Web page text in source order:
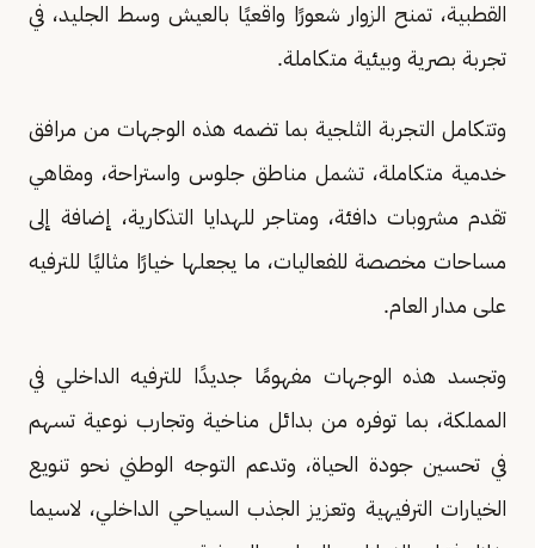
القطبية، تمنح الزوار شعورًا واقعيًا بالعيش وسط الجليد، في
تجربة بصرية وبيئية متكاملة.
وتتكامل التجربة الثلجية بما تضمه هذه الوجهات من مرافق
خدمية متكاملة، تشمل مناطق جلوس واستراحة، ومقاهي
تقدم مشروبات دافئة، ومتاجر للهدايا التذكارية، إضافة إلى
مساحات مخصصة للفعاليات، ما يجعلها خيارًا مثاليًا للترفيه
على مدار العام.
وتجسد هذه الوجهات مفهومًا جديدًا للترفيه الداخلي في
المملكة، بما توفره من بدائل مناخية وتجارب نوعية تسهم
في تحسين جودة الحياة، وتدعم التوجه الوطني نحو تنويع
الخيارات الترفيهية وتعزيز الجذب السياحي الداخلي، لاسيما